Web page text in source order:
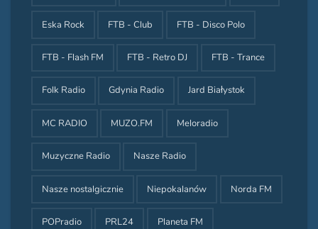
Eska Rock FTB - Club FTB - Disco Polo
FTB - Flash FM FTB - Retro DJ FTB - Trance
Folk Radio Gdynia Radio Jard Białystok
MC RADIO MUZO.FM Meloradio
Muzyczne Radio Nasze Radio
Nasze nostalgicznie Niepokalanów Norda FM
POPradio PRL24 Planeta FM